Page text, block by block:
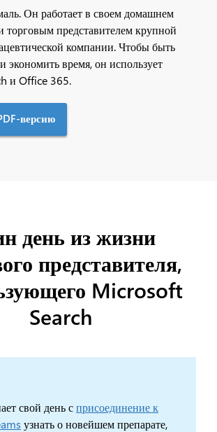
Он работает в своем домашнем
представителем крупной
компании. Чтобы быть
экономить время, он использует
и Office 365.
версию
день из жизни
представителя,
Microsoft
Search
свой день сприсоединение к
узнать о новейшем препарате,